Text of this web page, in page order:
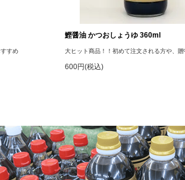
すめ
鰹醤油 かつおしょうゆ 360ml
大ヒット商品！！初めて注文される方や、
600円(税込)